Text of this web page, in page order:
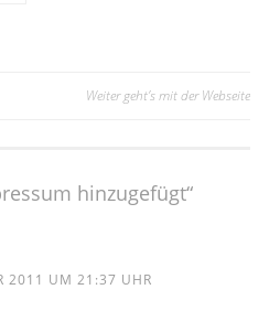
Weiter geht’s mit der Webseite
hinzugefügt“
2011 UM 21:37 UHR